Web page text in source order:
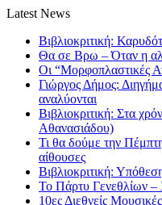
Latest News
Βιβλιοκριτική:
Θα σε Βρω – Όταν η
Οι “Μορφοπλαστικές
Γιώργος Δήμος:
αναλύονται
Βιβλιοκριτική: Στα
Αθανασιάδου)
Τι θα δούμε την
αίθουσες
Βιβλιοκριτική:
Το Πάρτυ Γενεθλίων –
10ες Διεθνείς